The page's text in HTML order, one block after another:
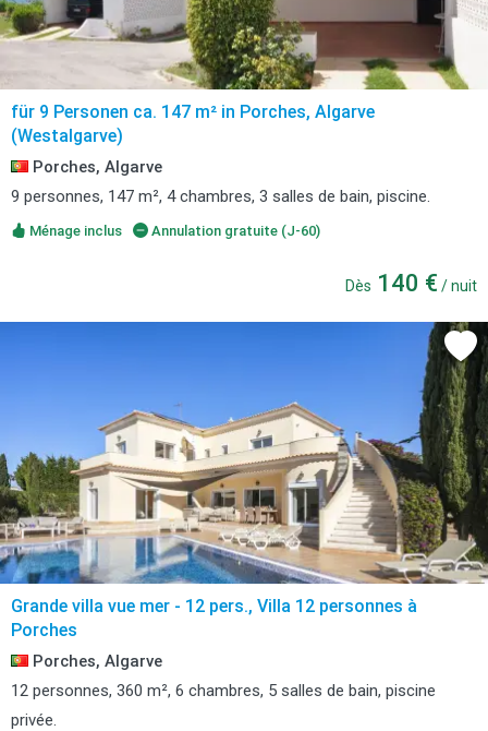
für 9 Personen ca. 147 m² in Porches, Algarve
(Westalgarve)
Porches, Algarve
9 personnes, 147 m², 4 chambres, 3 salles de bain, piscine.
Ménage inclus Annulation gratuite (J-60)
Dès 140 € / nuit
Grande villa vue mer - 12 pers., Villa 12 personnes à
Porches
Porches, Algarve
12 personnes, 360 m², 6 chambres, 5 salles de bain, piscine
privée.